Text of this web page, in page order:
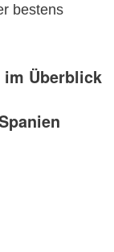
bestens
im Überblick